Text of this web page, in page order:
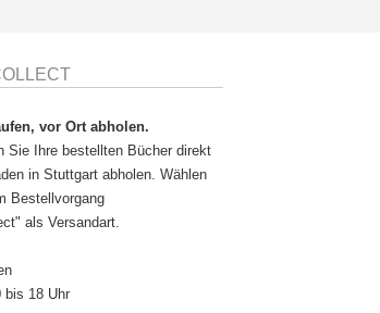
vor Ort abholen.
Sie Ihre bestellten Bücher direkt
in Stuttgart abholen. Wählen
Bestellvorgang
als Versandart.
bis 18 Uhr